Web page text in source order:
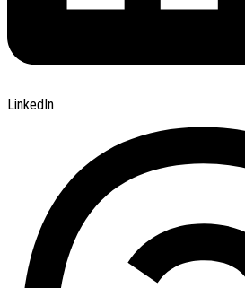
LinkedIn